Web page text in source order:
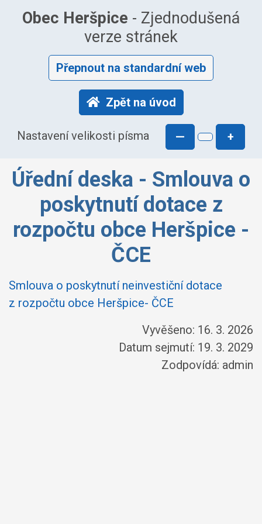
Obec Heršpice - Zjednodušená
verze stránek
Přepnout na standardní web
Zpět na úvod
Nastavení velikosti písma — +
Úřední deska - Smlouva o
poskytnutí dotace z
rozpočtu obce Heršpice -
ČCE
Smlouva o poskytnutí neinvestiční dotace
z rozpočtu obce Heršpice- ČCE
Vyvěšeno: 16. 3. 2026
Datum sejmutí: 19. 3. 2029
Zodpovídá: admin